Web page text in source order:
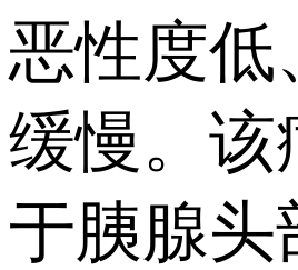
恶性度低
缓慢。该
于胰腺头